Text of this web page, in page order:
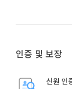
인증 및 보장
신원 인